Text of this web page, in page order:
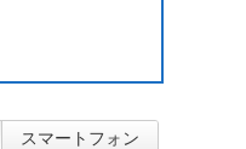
スマートフォン